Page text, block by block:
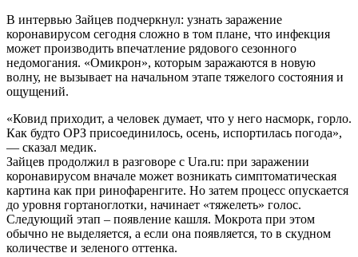
В интервью Зайцев подчеркнул: узнать заражение
коронавирусом сегодня сложно в том плане, что инфекция
может производить впечатление рядового сезонного
недомогания. «Омикрон», которым заражаются в новую
волну, не вызывает на начальном этапе тяжелого состояния и
ощущений.
«Ковид приходит, а человек думает, что у него насморк, горло.
Как будто ОРЗ присоединилось, осень, испортилась погода»,
— сказал медик.
Зайцев продолжил в разговоре с Ura.ru: при заражении
коронавирусом вначале может возникать симптоматическая
картина как при ринофаренгите. Но затем процесс опускается
до уровня гортаноглотки, начинает «тяжелеть» голос.
Следующий этап – появление кашля. Мокрота при этом
обычно не выделяется, а если она появляется, то в скудном
количестве и зеленого оттенка.